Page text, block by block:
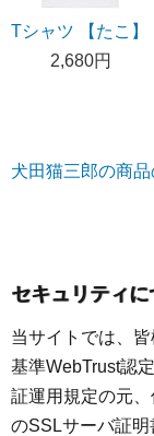
Tシャツ 【たこ】
2,680円
犬田猫三郎の商
セキュリティに
当サイトでは、
基準WebTrust認
証運用規定の元
のSSLサーバ証